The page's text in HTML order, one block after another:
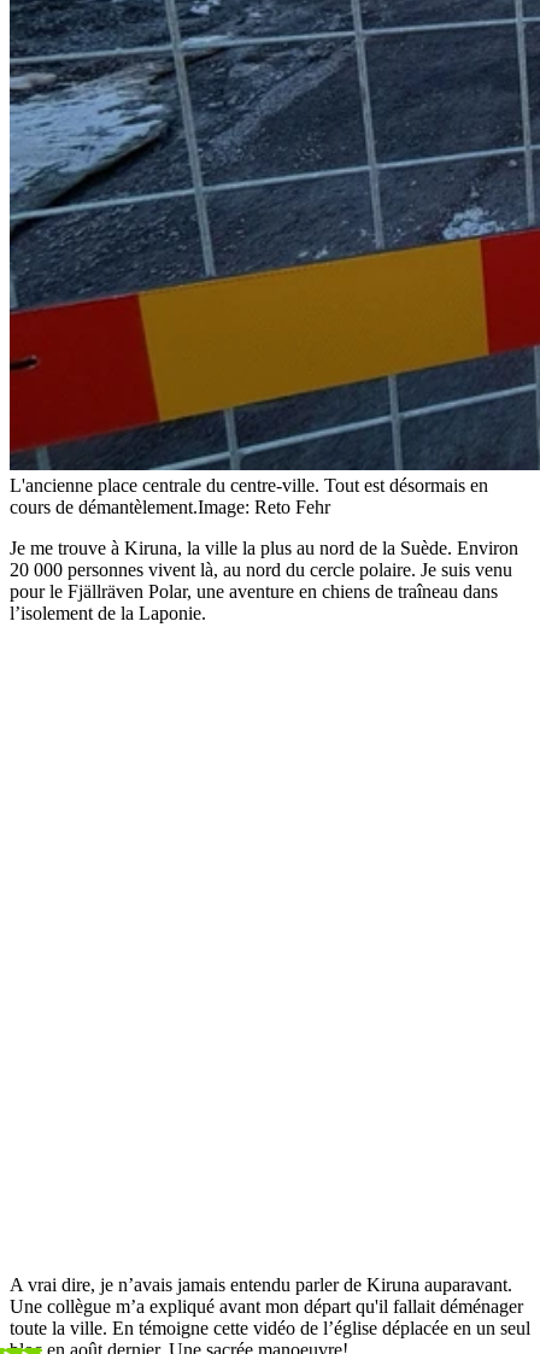
L'ancienne place centrale du centre-ville. Tout est désormais en
cours de démantèlement.Image: Reto Fehr
Je me trouve à Kiruna, la ville la plus au nord de la Suède. Environ
20 000 personnes vivent là, au nord du cercle polaire. Je suis venu
pour le Fjällräven Polar, une aventure en chiens de traîneau dans
l’isolement de la Laponie.
A vrai dire, je n’avais jamais entendu parler de Kiruna auparavant.
Une collègue m’a expliqué avant mon départ qu'il fallait déménager
toute la ville. En témoigne cette vidéo de l’église déplacée en un seul
bloc en août dernier. Une sacrée manoeuvre!